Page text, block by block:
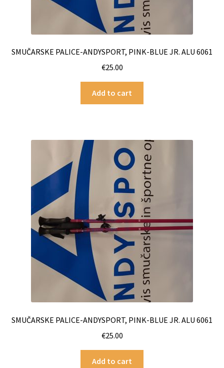
SMUČARSKE PALICE-ANDYSPORT, PINK-BLUE JR. ALU 6061
€25.00
Add to cart
SMUČARSKE PALICE-ANDYSPORT, PINK-BLUE JR. ALU 6061
€25.00
Add to cart